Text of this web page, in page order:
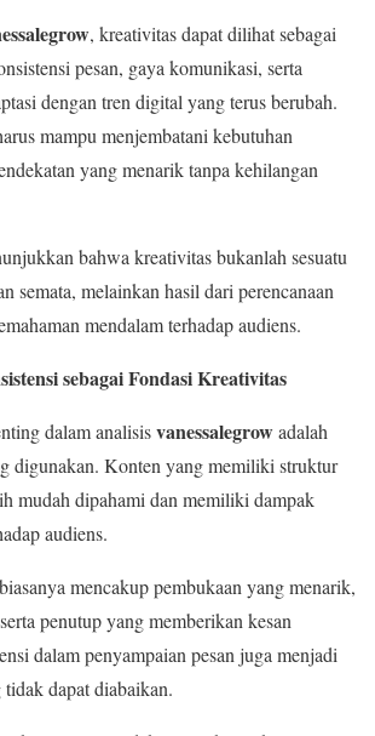
, kreativitas dapat dilihat sebagai
pesan, gaya komunikasi, serta
dengan tren digital yang terus berubah.
mampu menjembatani kebutuhan
yang menarik tanpa kehilangan
bahwa kreativitas bukanlah sesuatu
semata, melainkan hasil dari perencanaan
mendalam terhadap audiens.
sebagai Fondasi Kreativitas
dalam analisisvanessalegrowadalah
digunakan. Konten yang memiliki struktur
mudah dipahami dan memiliki dampak
audiens.
mencakup pembukaan yang menarik,
penutup yang memberikan kesan
dalam penyampaian pesan juga menjadi
dapat diabaikan.